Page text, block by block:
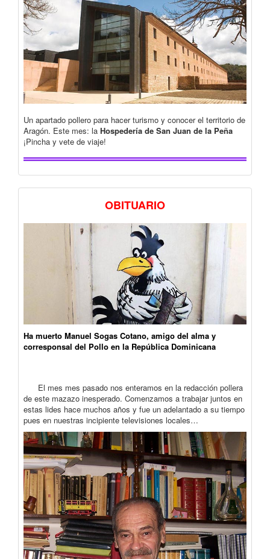
Un apartado pollero para hacer turismo y conocer el territorio de
Aragón. Este mes: la Hospedería de San Juan de la Peña
¡Pincha y vete de viaje!
OBITUARIO
Ha muerto Manuel Sogas Cotano, amigo del alma y
corresponsal del Pollo en la República Dominicana
El mes mes pasado nos enteramos en la redacción pollera
de este mazazo inesperado. Comenzamos a trabajar juntos en
estas lides hace muchos años y fue un adelantado a su tiempo
pues en nuestras incipiente televisiones locales…